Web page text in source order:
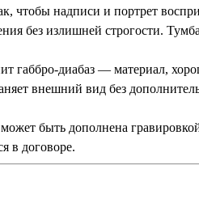
чтобы надписи и портрет
без излишней строгости.
габбро-диабаз — материал,
внешний вид без
быть дополнена
в договоре.